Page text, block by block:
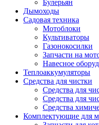
Булерьян
Дымоходы
Садовая техника
Мотоблоки
Культиваторы
Газонокосилки
Запчасти на
Навесное
Теплоаккумуляторы
Средства для чистки
Средства для
Средства для
Средства
Комплектующие для